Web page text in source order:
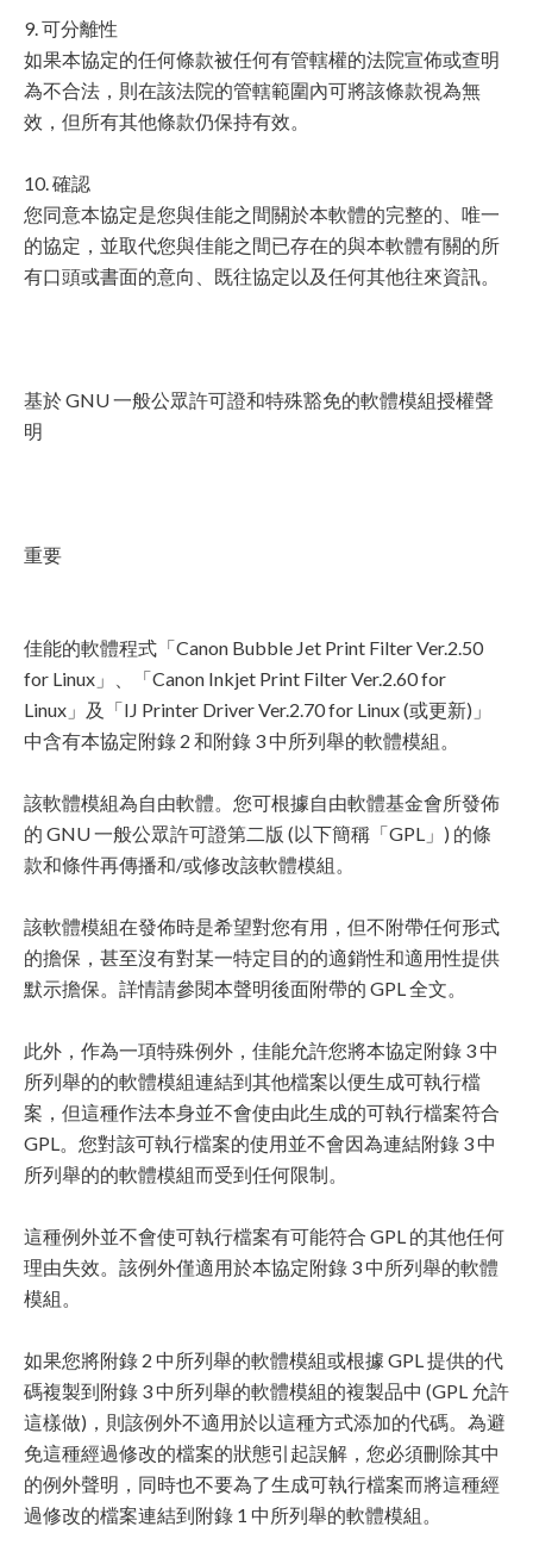
9. 可分離性
如果本協定的任何條款被任何有管轄權的法院宣佈或查明
為不合法，則在該法院的管轄範圍內可將該條款視為無
效，但所有其他條款仍保持有效。
10. 確認
您同意本協定是您與佳能之間關於本軟體的完整的、唯一
的協定，並取代您與佳能之間已存在的與本軟體有關的所
有口頭或書面的意向、既往協定以及任何其他往來資訊。
基於 GNU 一般公眾許可證和特殊豁免的軟體模組授權聲
明
重要
佳能的軟體程式「Canon Bubble Jet Print Filter Ver.2.50
for Linux」、「Canon Inkjet Print Filter Ver.2.60 for
Linux」及「IJ Printer Driver Ver.2.70 for Linux (或更新)」
中含有本協定附錄 2 和附錄 3 中所列舉的軟體模組。
該軟體模組為自由軟體。您可根據自由軟體基金會所發佈
的 GNU 一般公眾許可證第二版 (以下簡稱「GPL」) 的條
款和條件再傳播和/或修改該軟體模組。
該軟體模組在發佈時是希望對您有用，但不附帶任何形式
的擔保，甚至沒有對某一特定目的的適銷性和適用性提供
默示擔保。詳情請參閱本聲明後面附帶的 GPL 全文。
此外，作為一項特殊例外，佳能允許您將本協定附錄 3 中
所列舉的的軟體模組連結到其他檔案以便生成可執行檔
案，但這種作法本身並不會使由此生成的可執行檔案符合
GPL。您對該可執行檔案的使用並不會因為連結附錄 3 中
所列舉的的軟體模組而受到任何限制。
這種例外並不會使可執行檔案有可能符合 GPL 的其他任何
理由失效。該例外僅適用於本協定附錄 3 中所列舉的軟體
模組。
如果您將附錄 2 中所列舉的軟體模組或根據 GPL 提供的代
碼複製到附錄 3 中所列舉的軟體模組的複製品中 (GPL 允許
這樣做)，則該例外不適用於以這種方式添加的代碼。為避
免這種經過修改的檔案的狀態引起誤解，您必須刪除其中
的例外聲明，同時也不要為了生成可執行檔案而將這種經
過修改的檔案連結到附錄 1 中所列舉的軟體模組。